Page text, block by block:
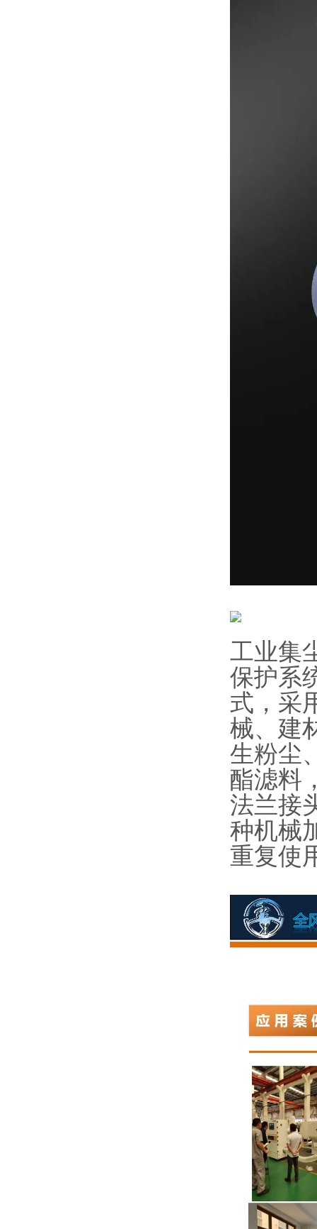
工业集
保护系
式，采
械、建
生粉尘
酯滤料
法兰接
种机械
重复使